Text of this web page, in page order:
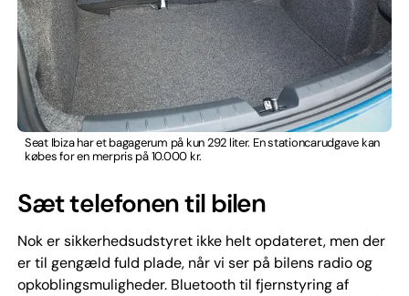
Seat Ibiza har et bagagerum på kun 292 liter. En stationcarudgave kan
købes for en merpris på 10.000 kr.
Sæt telefonen til bilen
Nok er sikkerhedsudstyret ikke helt opdateret, men der
er til gengæld fuld plade, når vi ser på bilens radio og
opkoblingsmuligheder. Bluetooth til fjernstyring af